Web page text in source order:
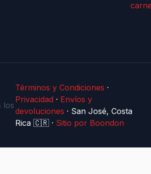
los
Términos y Condiciones ·
Privacidad · Envíos y
devoluciones · San José, Costa
Rica 🇨🇷 · Sitio por Boondon